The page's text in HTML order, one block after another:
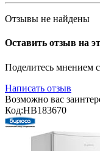
Отзывы не найдены
Оставить отзыв на
Поделитесь мнением
Написать отзыв
Возможно вас
Код:HB183670